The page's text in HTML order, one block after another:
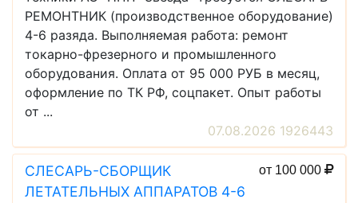
РЕМОНТНИК (производственное оборудование)
4-6 разяда. Выполняемая работа: ремонт
токарно-фрезерного и промышленного
оборудования. Оплата от 95 000 РУБ в месяц,
оформление по ТК РФ, соцпакет. Опыт работы
от ...
07.08.2026 1926443
СЛЕСАРЬ-СБОРЩИК
ЛЕТАТЕЛЬНЫХ АППАРАТОВ 4-6
от 100 000